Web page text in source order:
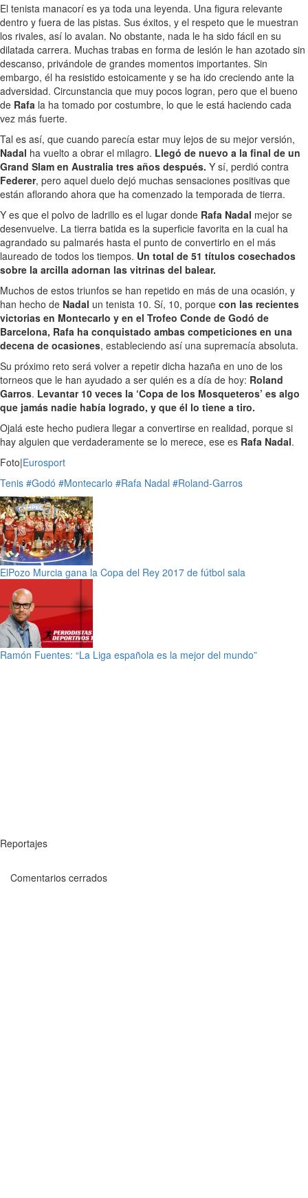
El tenista manacorí es ya toda una leyenda. Una figura relevante
dentro y fuera de las pistas. Sus éxitos, y el respeto que le muestran
los rivales, así lo avalan. No obstante, nada le ha sido fácil en su
dilatada carrera. Muchas trabas en forma de lesión le han azotado sin
descanso, privándole de grandes momentos importantes. Sin
embargo, él ha resistido estoicamente y se ha ido creciendo ante la
adversidad. Circunstancia que muy pocos logran, pero que el bueno
de Rafa la ha tomado por costumbre, lo que le está haciendo cada
vez más fuerte.
Tal es así, que cuando parecía estar muy lejos de su mejor versión,
Nadal ha vuelto a obrar el milagro. Llegó de nuevo a la final de un
Grand Slam en Australia tres años después. Y sí, perdió contra
Federer, pero aquel duelo dejó muchas sensaciones positivas que
están aflorando ahora que ha comenzado la temporada de tierra.
Y es que el polvo de ladrillo es el lugar donde Rafa Nadal mejor se
desenvuelve. La tierra batida es la superficie favorita en la cual ha
agrandado su palmarés hasta el punto de convertirlo en el más
laureado de todos los tiempos. Un total de 51 títulos cosechados
sobre la arcilla adornan las vitrinas del balear.
Muchos de estos triunfos se han repetido en más de una ocasión, y
han hecho de Nadal un tenista 10. Sí, 10, porque con las recientes
victorias en Montecarlo y en el Trofeo Conde de Godó de
Barcelona, Rafa ha conquistado ambas competiciones en una
decena de ocasiones, estableciendo así una supremacía absoluta.
Su próximo reto será volver a repetir dicha hazaña en uno de los
torneos que le han ayudado a ser quién es a día de hoy: Roland
Garros. Levantar 10 veces la ‘Copa de los Mosqueteros’ es algo
que jamás nadie había logrado, y que él lo tiene a tiro.
Ojalá este hecho pudiera llegar a convertirse en realidad, porque si
hay alguien que verdaderamente se lo merece, ese es Rafa Nadal.
Foto|Eurosport
Tenis #Godó #Montecarlo #Rafa Nadal #Roland-Garros
ElPozo Murcia gana la Copa del Rey 2017 de fútbol sala
Ramón Fuentes: “La Liga española es la mejor del mundo”
Reportajes
Comentarios cerrados